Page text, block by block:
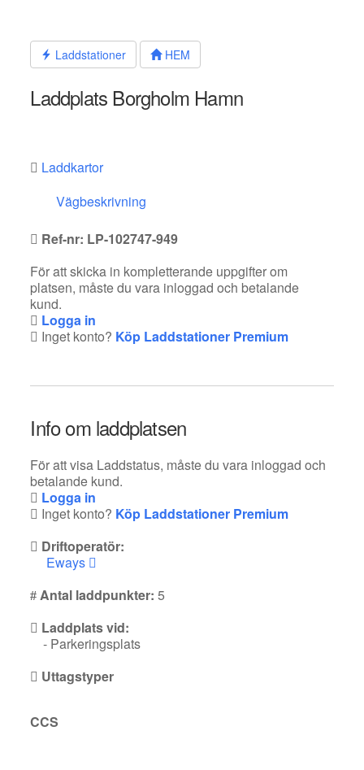
innehållet Laddstationer HEM
Laddplats Borgholm Hamn
Laddkartor
Vägbeskrivning
Ref-nr: LP-102747-949
För att skicka in kompletterande uppgifter om
platsen, måste du vara inloggad och betalande
kund.
Logga in
Inget konto? Köp Laddstationer Premium
Info om laddplatsen
För att visa Laddstatus, måste du vara inloggad och
betalande kund.
Logga in
Inget konto? Köp Laddstationer Premium
Driftoperatör:
Eways
Antal laddpunkter: 5
Laddplats vid:
- Parkeringsplats
Uttagstyper
CCS